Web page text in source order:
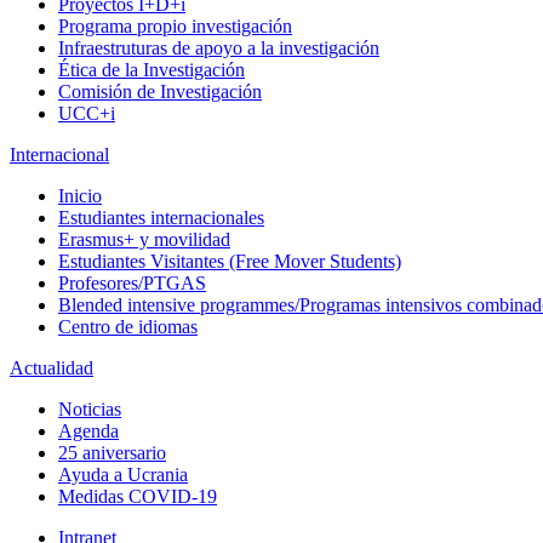
Proyectos I+D+i
Programa propio investigación
Infraestruturas de apoyo a la investigación
Ética de la Investigación
Comisión de Investigación
UCC+i
Internacional
Inicio
Estudiantes internacionales
Erasmus+ y movilidad
Estudiantes Visitantes (Free Mover Students)
Profesores/PTGAS
Blended intensive programmes/Programas intensivos
Centro de idiomas
Actualidad
Noticias
Agenda
25 aniversario
Ayuda a Ucrania
Medidas COVID-19
Intranet